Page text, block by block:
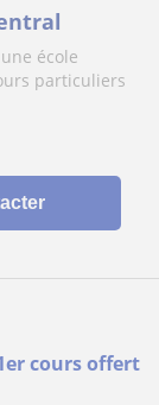
école
particuliers
cours offert